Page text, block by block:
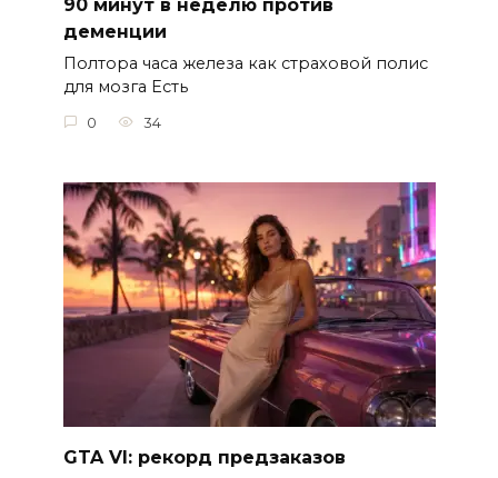
90 минут в неделю против
деменции
Полтора часа железа как страховой полис
для мозга Есть
0 34
GTA VI: рекорд предзаказов